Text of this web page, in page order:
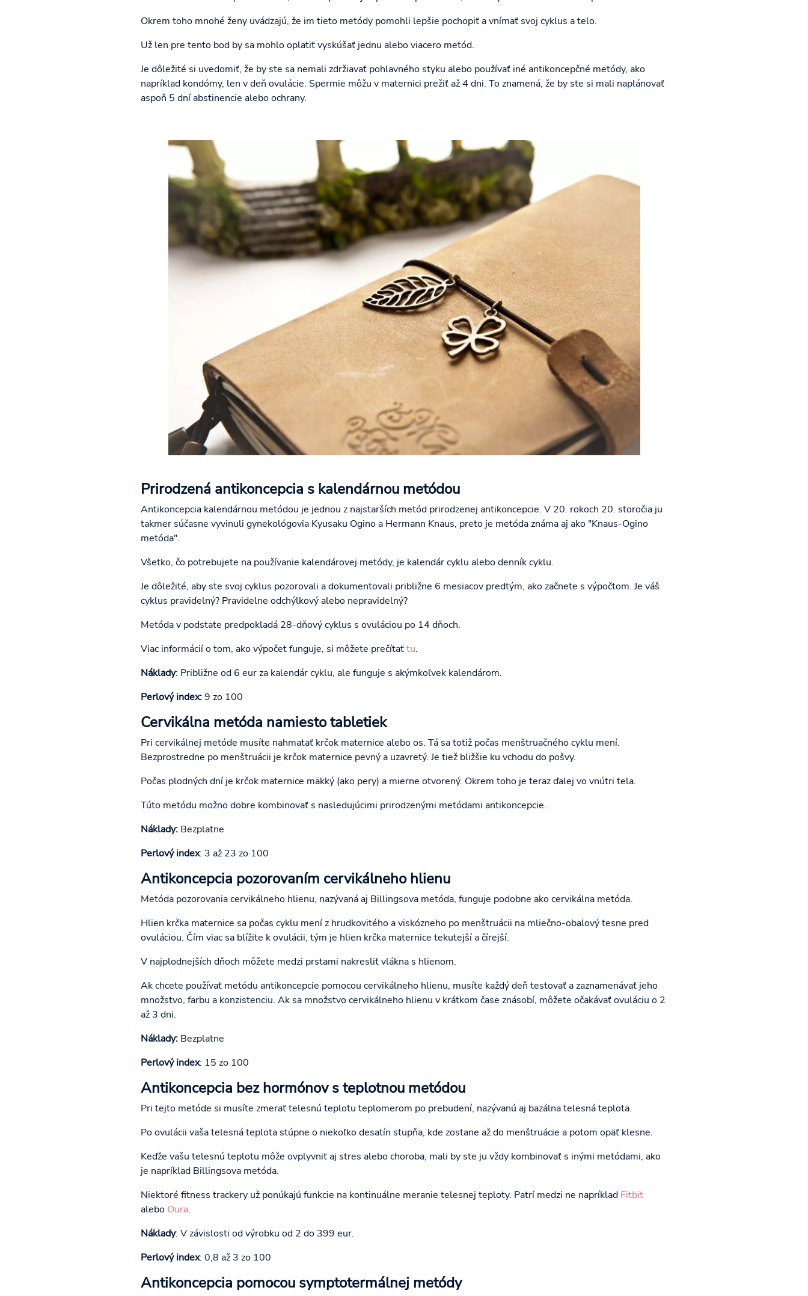
Okrem toho mnohé ženy uvádzajú, že im tieto metódy pomohli lepšie pochopiť a vnímať svoj cyklus a telo.
Už len pre tento bod by sa mohlo oplatiť vyskúšať jednu alebo viacero metód.
Je dôležité si uvedomiť, že by ste sa nemali zdržiavať pohlavného styku alebo používať iné antikoncepčné metódy, ako
napríklad kondómy, len v deň ovulácie. Spermie môžu v maternici prežiť až 4 dni. To znamená, že by ste si mali naplánovať
aspoň 5 dní abstinencie alebo ochrany.
Prirodzená antikoncepcia s kalendárnou metódou
Antikoncepcia kalendárnou metódou je jednou z najstarších metód prirodzenej antikoncepcie. V 20. rokoch 20. storočia ju
takmer súčasne vyvinuli gynekológovia Kyusaku Ogino a Hermann Knaus, preto je metóda známa aj ako "Knaus-Ogino
metóda".
Všetko, čo potrebujete na používanie kalendárovej metódy, je kalendár cyklu alebo denník cyklu.
Je dôležité, aby ste svoj cyklus pozorovali a dokumentovali približne 6 mesiacov predtým, ako začnete s výpočtom. Je váš
cyklus pravidelný? Pravidelne odchýlkový alebo nepravidelný?
Metóda v podstate predpokladá 28-dňový cyklus s ovuláciou po 14 dňoch.
Viac informácií o tom, ako výpočet funguje, si môžete prečítaťtu.
Náklady: Približne od 6 eur za kalendár cyklu, ale funguje s akýmkoľvek kalendárom.
Perlový index:9 zo 100
Cervikálna metóda namiesto tabletiek
Pri cervikálnej metóde musíte nahmatať krčok maternice alebo os. Tá sa totiž počas menštruačného cyklu mení.
Bezprostredne po menštruácii je krčok maternice pevný a uzavretý. Je tiež bližšie ku vchodu do pošvy.
Počas plodných dní je krčok maternice mäkký (ako pery) a mierne otvorený. Okrem toho je teraz ďalej vo vnútri tela.
Túto metódu možno dobre kombinovať s nasledujúcimi prirodzenými metódami antikoncepcie.
Náklady:Bezplatne
Perlový index: 3 až 23 zo 100
Antikoncepcia pozorovaním cervikálneho hlienu
Metóda pozorovania cervikálneho hlienu, nazývaná aj Billingsova metóda, funguje podobne ako cervikálna metóda.
Hlien krčka maternice sa počas cyklu mení z hrudkovitého a viskózneho po menštruácii na mliečno-obalový tesne pred
ovuláciou. Čím viac sa blížite k ovulácii, tým je hlien krčka maternice tekutejší a čírejší.
V najplodnejších dňoch môžete medzi prstami nakresliť vlákna s hlienom.
Ak chcete používať metódu antikoncepcie pomocou cervikálneho hlienu, musíte každý deň testovať a zaznamenávať jeho
množstvo, farbu a konzistenciu. Ak sa množstvo cervikálneho hlienu v krátkom čase znásobí, môžete očakávať ovuláciu o 2
až 3 dni.
Náklady:Bezplatne
Perlový index: 15 zo 100
Antikoncepcia bez hormónov s teplotnou metódou
Pri tejto metóde si musíte zmerať telesnú teplotu teplomerom po prebudení, nazývanú aj bazálna telesná teplota.
Po ovulácii vaša telesná teplota stúpne o niekoľko desatín stupňa, kde zostane až do menštruácie a potom opäť klesne.
Keďže vašu telesnú teplotu môže ovplyvniť aj stres alebo choroba, mali by ste ju vždy kombinovať s inými metódami, ako
je napríklad Billingsova metóda.
Niektoré fitness trackery už ponúkajú funkcie na kontinuálne meranie telesnej teploty. Patrí medzi ne napríklad Fitbit
alebo Oura.
Náklady: V závislosti od výrobku od 2 do 399 eur.
Perlový index: 0,8 až 3 zo 100
Antikoncepcia pomocou symptotermálnej metódy